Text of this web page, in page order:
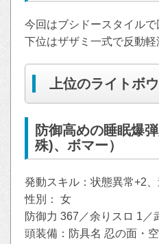
今回はブシドースタイル
下位はザザミ一式で反動
上位のライトボ
防御高めの睡眠爆
殊)、ボマー）
発動スキル：状態異常+2
性別： 女
防御力 367／余りスロ 1／
頭装備：防具名 忍の面・空